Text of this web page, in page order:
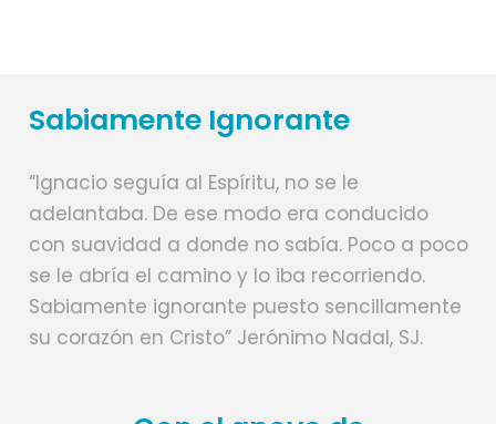
Sabiamente Ignorante
“Ignacio seguía al Espíritu, no se le
adelantaba. De ese modo era conducido
con suavidad a donde no sabía. Poco a poco
se le abría el camino y lo iba recorriendo.
Sabiamente ignorante puesto sencillamente
su corazón en Cristo” Jerónimo Nadal, SJ.